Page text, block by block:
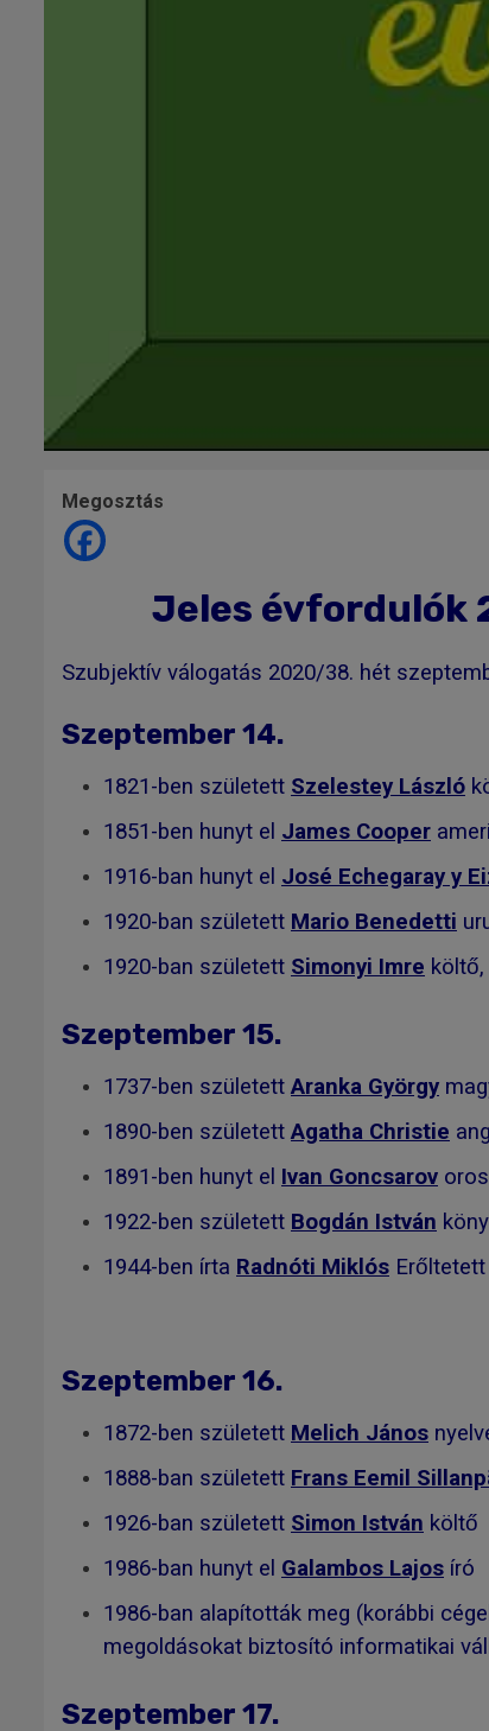
Megosztás
Jeles évfordulók
Szubjektív válogatás 2020/38. hét
Szeptember 14.
1821-ben született Szelestey László
1851-ben hunyt el James Cooper
1916-ban hunyt el José Echegaray y
1920-ban született Mario Benedetti
1920-ban született Simonyi Imre
Szeptember 15.
1737-ben született Aranka György
1890-ben született Agatha Christie
1891-ben hunyt el Ivan Goncsarov
1922-ben született Bogdán István
1944-ben írta Radnóti Miklós
Szeptember 16.
1872-ben született Melich János
1888-ban született Frans Eemil
1926-ban született Simon István költő
1986-ban hunyt el Galambos Lajos író
1986-ban alapították meg (korábbi
megoldásokat biztosító informatikai
Szeptember 17.